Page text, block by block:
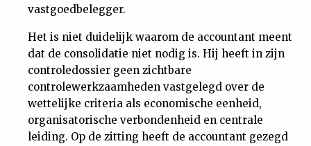
vastgoedbelegger.
Het is niet duidelijk waarom de accountant meent
dat de consolidatie niet nodig is. Hij heeft in zijn
controledossier geen zichtbare
controlewerkzaamheden vastgelegd over de
wettelijke criteria als economische eenheid,
organisatorische verbondenheid en centrale
leiding. Op de zitting heeft de accountant gezegd